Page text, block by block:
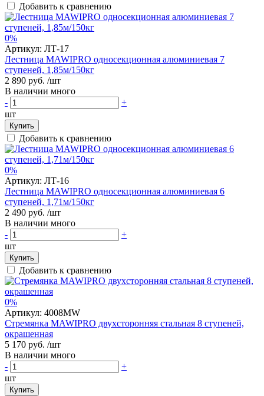
Добавить к сравнению
0%
Артикул: ЛТ-17
Лестница MAWIPRO односекционная алюминиевая 7
ступеней, 1,85м/150кг
2 890 руб. /шт
В наличии много
-
+
шт
Купить
Добавить к сравнению
0%
Артикул: ЛТ-16
Лестница MAWIPRO односекционная алюминиевая 6
ступеней, 1,71м/150кг
2 490 руб. /шт
В наличии много
-
+
шт
Купить
Добавить к сравнению
0%
Артикул: 4008MW
Стремянка MAWIPRO двухсторонняя стальная 8 ступеней,
окрашенная
5 170 руб. /шт
В наличии много
-
+
шт
Купить